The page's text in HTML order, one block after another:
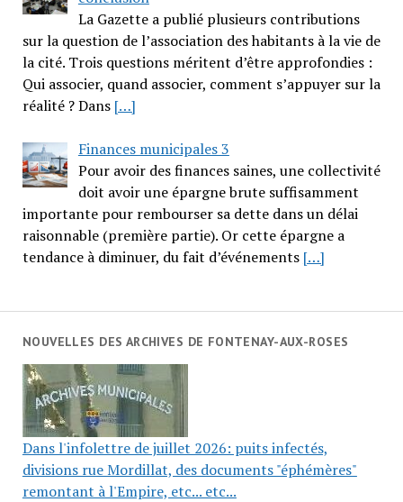
La Gazette a publié plusieurs contributions
sur la question de l’association des habitants à la vie de
la cité. Trois questions méritent d’être approfondies :
Qui associer, quand associer, comment s’appuyer sur la
réalité ? Dans […]
Finances municipales 3
Pour avoir des finances saines, une collectivité
doit avoir une épargne brute suffisamment
importante pour rembourser sa dette dans un délai
raisonnable (première partie). Or cette épargne a
tendance à diminuer, du fait d’événements […]
NOUVELLES DES ARCHIVES DE FONTENAY-AUX-ROSES
Dans l'infolettre de juillet 2026: puits infectés,
divisions rue Mordillat, des documents "éphémères"
remontant à l'Empire, etc... etc...